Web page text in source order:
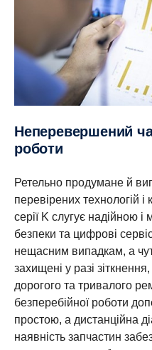
Неперевершений час безвідмовної
роботи
Ретельно продумане й
перевірених технологій
серії K слугує надійною
безпеки та цифрові
нещасним випадкам, а
захищені у разі
дорогого та тривалого
безперебійної роботи
простою, а дистанційна
наявність запчастин